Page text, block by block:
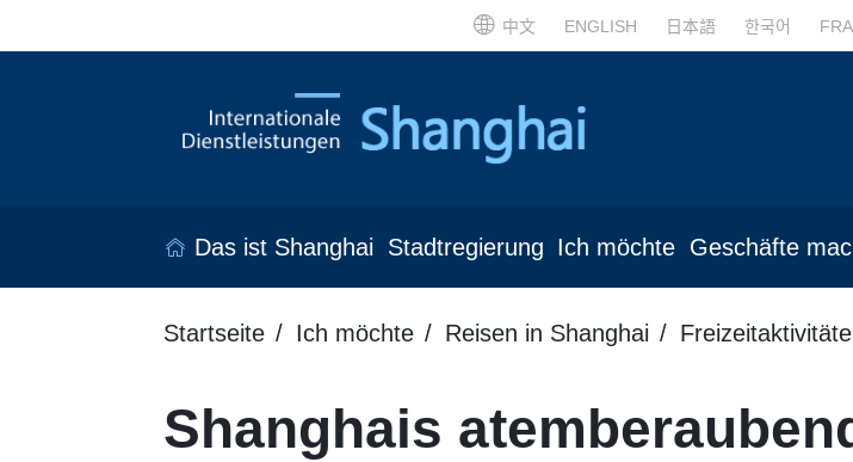
中文 ENGLISH 日本語 한국어
Das ist Shanghai Stadtregierung Ich möchte Geschäfte
Startseite Ich möchte Reisen in Shanghai
Shanghais